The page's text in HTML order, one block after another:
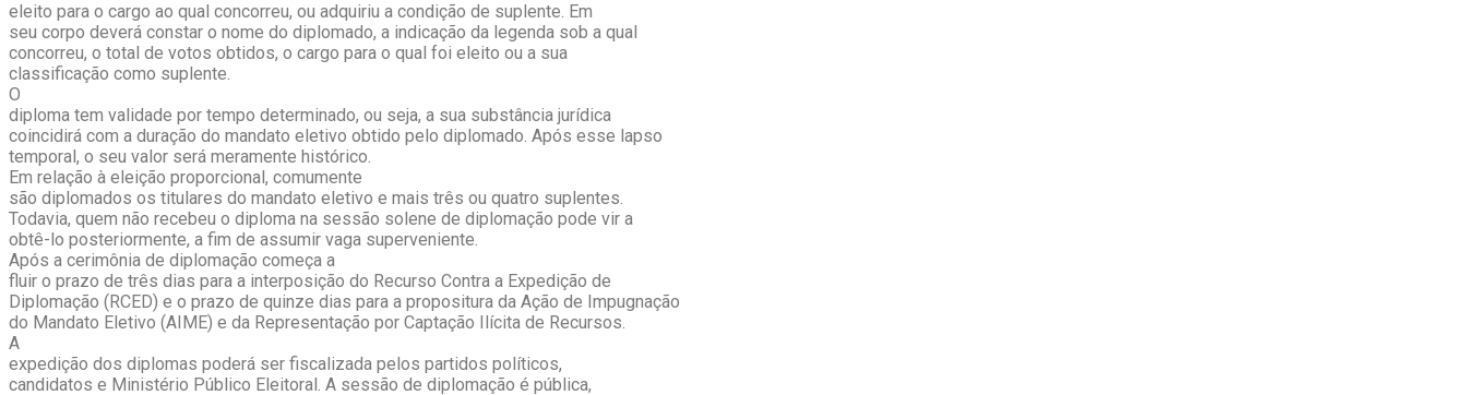
eleito para o cargo ao qual concorreu, ou adquiriu a condição de suplente. Em
seu corpo deverá constar o nome do diplomado, a indicação da legenda sob a qual
concorreu, o total de votos obtidos, o cargo para o qual foi eleito ou a sua
classificação como suplente.
O
diploma tem validade por tempo determinado, ou seja, a sua substância jurídica
coincidirá com a duração do mandato eletivo obtido pelo diplomado. Após esse lapso
temporal, o seu valor será meramente histórico.
Em relação à eleição proporcional, comumente
são diplomados os titulares do mandato eletivo e mais três ou quatro suplentes.
Todavia, quem não recebeu o diploma na sessão solene de diplomação pode vir a
obtê-lo posteriormente, a fim de assumir vaga superveniente.
Após a cerimônia de diplomação começa a
fluir o prazo de três dias para a interposição do Recurso Contra a Expedição de
Diplomação (RCED) e o prazo de quinze dias para a propositura da Ação de Impugnação
do Mandato Eletivo (AIME) e da Representação por Captação Ilícita de Recursos.
A
expedição dos diplomas poderá ser fiscalizada pelos partidos políticos,
candidatos e Ministério Público Eleitoral. A sessão de diplomação é pública,